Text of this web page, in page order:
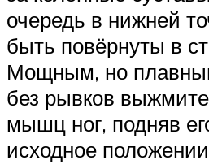
очередь в нижней
быть повёрнуты в
Мощным, но
без рывков
мышц ног, подняв
исходное